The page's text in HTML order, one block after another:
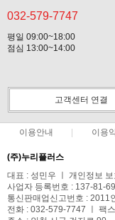
032-579-7747
평일 09:00~18:00
점심 13:00~14:00
고객센터 연결
이용안내 이용
(주)누리플러스
대표 : 성민우 ㅣ 개인정보
사업자 등록번호 : 137-81-
통신판매업신고번호 : 2011
전화 : 032-579-7747 ㅣ 팩